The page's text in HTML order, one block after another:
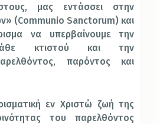
μας εντάσσει στην
(Communio Sanctorum) και
να υπερβαίνουμε την
κτιστού και την
παρόντος και
εν Χριστώ ζωή της
του παρελθόντος